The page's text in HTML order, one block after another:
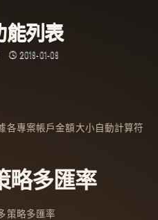
能列表
2019-01-09
各專案帳戶金額大小自動計算符
略多匯率
策略多匯率